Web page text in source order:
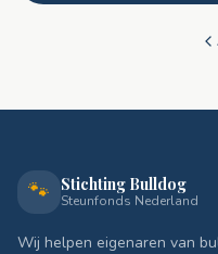
🐾 Stichting Bulldog
Steunfonds Nederland
Wij helpen eigenaren van